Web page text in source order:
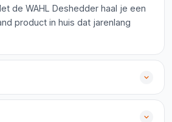
de WAHL Deshedder haal je een
product in huis dat jarenlang